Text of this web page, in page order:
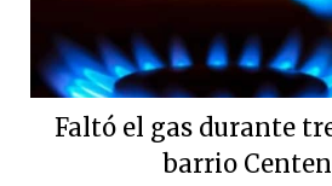
Faltó el gas durante
barrio